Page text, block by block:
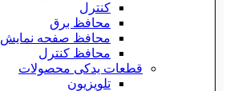
کنترل
محافظ برق
محافظ صفحه نمایش
محافظ کنترل
قطعات یدکی محصولات
تلویزیون